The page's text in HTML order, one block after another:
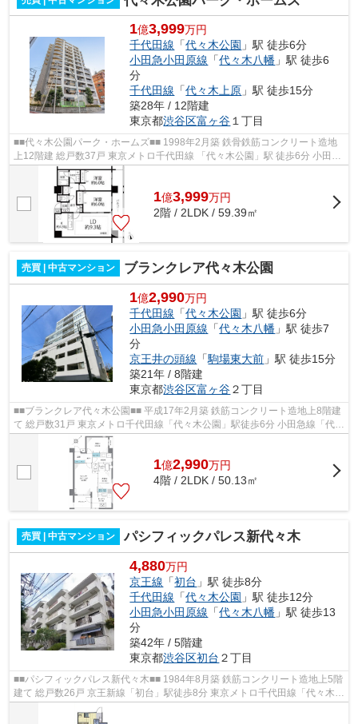
1億3,999万円
千代田線 「代々木公園 」駅 徒歩6分
小田急小田原線 「代々木八幡 」駅 徒歩6
分
千代田線 「代々木上原 」駅 徒歩15分
築28年 / 12階建
東京都渋谷区富ヶ谷１丁目
■■代々木公園パーク・ホームズ■■ 1998年2月築 鉄骨鉄筋コンクリート造地
上12階建 総戸数37戸 東京メトロ千代田線 「代々木公園」駅 徒歩6分 小田急
小田原線 「代々木八幡」駅 徒歩6...
1億3,999万円
2階 / 2LDK / 59.39㎡
売買 | 中古マンション ブランクレア代々木公園
1億2,990万円
千代田線 「代々木公園 」駅 徒歩6分
小田急小田原線 「代々木八幡 」駅 徒歩7
分
京王井の頭線 「駒場東大前 」駅 徒歩15分
築21年 / 8階建
東京都渋谷区富ヶ谷２丁目
■■ブランクレア代々木公園■■ 平成17年2月築 鉄筋コンクリート造地上8階建
て 総戸数31戸 東京メトロ千代田線「代々木公園」駅徒歩6分 小田急線「代々
木八幡」駅徒歩7分 オートロック...
1億2,990万円
4階 / 2LDK / 50.13㎡
売買 | 中古マンション パシフィックパレス新代々木
4,880万円
京王線 「初台 」駅 徒歩8分
千代田線 「代々木公園 」駅 徒歩12分
小田急小田原線 「代々木八幡 」駅 徒歩13
分
築42年 / 5階建
東京都渋谷区初台 ２丁目
■■パシフィックパレス新代々木■■ 1984年8月築 鉄筋コンクリート造地上5階
建て 総戸数26戸 京王新線「初台」駅徒歩8分 東京メトロ千代田線「代々木公
園」駅徒歩12分 オートロック ペ...